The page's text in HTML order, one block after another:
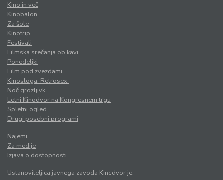
Kino in več
Kinobalon
Za šole
Kinotrip
Festivali
Filmska srečanja ob kavi
Ponedeljki
Film pod zvezdami
Kinosloga. Retrosex.
Noč grozljivk
Letni Kinodvor na Kongresnem trgu
Spletni ogled
Drugi posebni programi
Najemi
Za medije
Izjava o dostopnosti
Ustanoviteljica javnega zavoda Kinodvor je: